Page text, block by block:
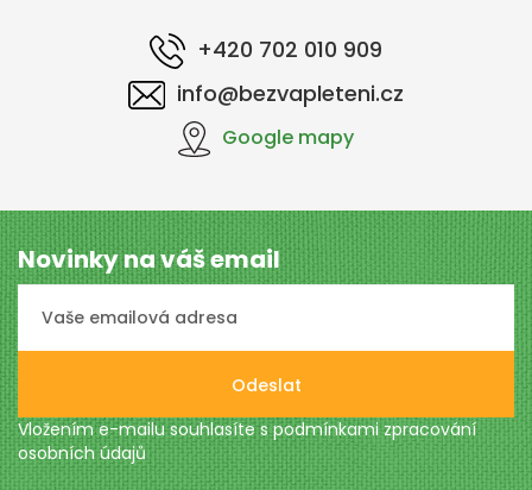
+420 702 010 909
info@bezvapleteni.cz
Google mapy
Novinky na váš email
Odeslat
Vložením e-mailu souhlasíte s podmínkami zpracování
osobních údajů